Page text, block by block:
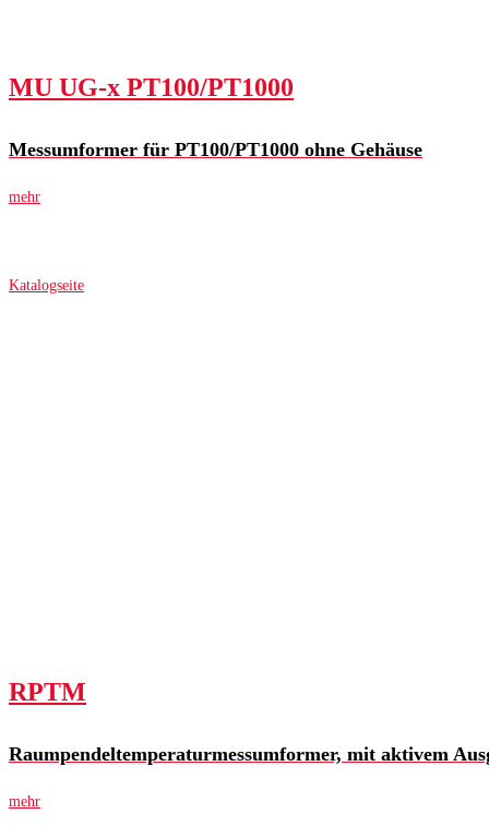
MU UG-x PT100/PT1000
Messumformer für PT100/PT1000 ohne Gehäuse
mehr
Katalogseite
RPTM
Raumpendeltemperaturmessumformer, mit aktivem
mehr